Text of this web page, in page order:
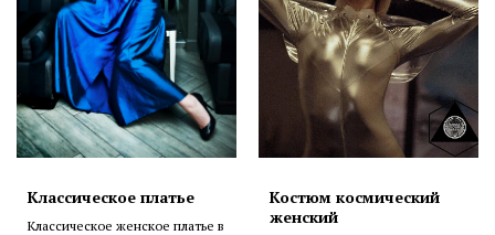
Классическое платье
Классическое женское платье в
Костюм космический
женский